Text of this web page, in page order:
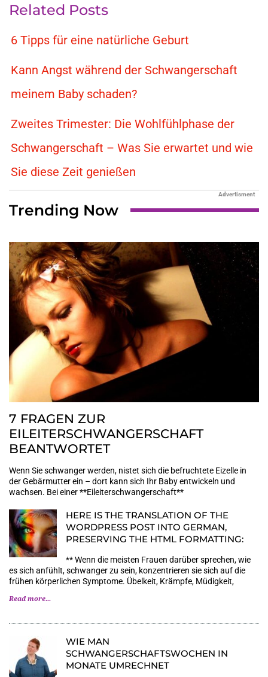
Related Posts
6 Tipps für eine natürliche Geburt
Kann Angst während der Schwangerschaft
meinem Baby schaden?
Zweites Trimester: Die Wohlfühlphase der
Schwangerschaft – Was Sie erwartet und wie
Sie diese Zeit genießen
Advertisment
Trending Now
7 FRAGEN ZUR
EILEITERSCHWANGERSCHAFT
BEANTWORTET
Wenn Sie schwanger werden, nistet sich die befruchtete Eizelle in
der Gebärmutter ein – dort kann sich Ihr Baby entwickeln und
wachsen. Bei einer **Eileiterschwangerschaft**
HERE IS THE TRANSLATION OF THE
WORDPRESS POST INTO GERMAN,
PRESERVING THE HTML FORMATTING:
** Wenn die meisten Frauen darüber sprechen, wie
es sich anfühlt, schwanger zu sein, konzentrieren sie sich auf die
frühen körperlichen Symptome. Übelkeit, Krämpfe, Müdigkeit,
Read more...
WIE MAN
SCHWANGERSCHAFTSWOCHEN IN
MONATE UMRECHNET